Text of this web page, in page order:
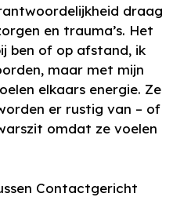
draag
en trauma’s. Het
ben of op afstand, ik
maar met mijn
elkaars energie. Ze
er rustig van – of
omdat ze voelen
Contactgericht